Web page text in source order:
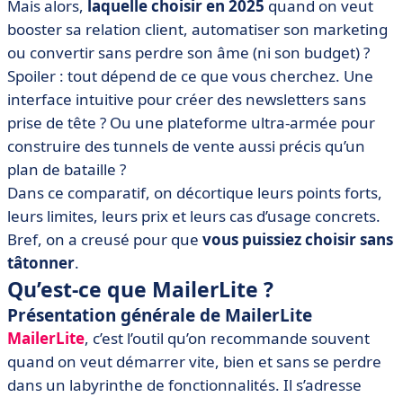
fonctionnalités
• MailerLite vs ActiveCampaign : comparez les prix
• MailerLite vs ActiveCampaign : quelle interface est la
plus intuitive ?
• Quand choisir MailerLite ou ActiveCampaign ?
• Ce qu’il y a à retenir de la bataille MailerLite vs
• FAQ sur MailerLite vs ActiveCampaign
Mais alors, laquelle choisir en 2025 quand on veut
booster sa relation client, automatiser son marketing
ou convertir sans perdre son âme (ni son budget) ?
Spoiler : tout dépend de ce que vous cherchez. Une
interface intuitive pour créer des newsletters sans
prise de tête ? Ou une plateforme ultra-armée pour
construire des tunnels de vente aussi précis qu’un
plan de bataille ?
Dans ce comparatif, on décortique leurs points forts,
leurs limites, leurs prix et leurs cas d’usage concrets.
Bref, on a creusé pour que vous puissiez choisir sans
tâtonner.
Qu’est-ce que MailerLite ?
Présentation générale de MailerLite
MailerLite, c’est l’outil qu’on recommande souvent
quand on veut démarrer vite, bien et sans se perdre
dans un labyrinthe de fonctionnalités. Il s’adresse